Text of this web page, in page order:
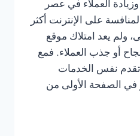
العملاء في عصر
على الإنترنت أكثر
يعد امتلاك موقع
أو جذب العملاء. فمع
تقدم نفس الخدمات
في الصفحة الأولى من